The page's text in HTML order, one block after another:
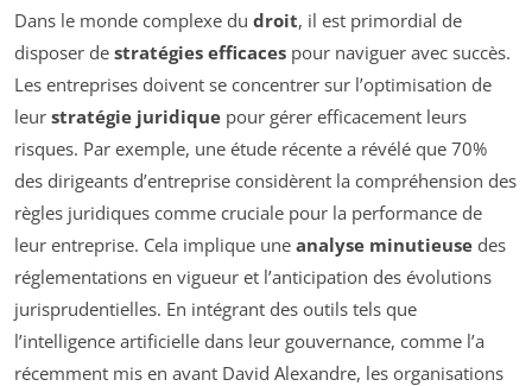
Dans le monde complexe du droit, il est primordial de
disposer de stratégies efficaces pour naviguer avec succès.
Les entreprises doivent se concentrer sur l’optimisation de
leur stratégie juridique pour gérer efficacement leurs
risques. Par exemple, une étude récente a révélé que 70%
des dirigeants d’entreprise considèrent la compréhension des
règles juridiques comme cruciale pour la performance de
leur entreprise. Cela implique une analyse minutieuse des
réglementations en vigueur et l’anticipation des évolutions
jurisprudentielles. En intégrant des outils tels que
l’intelligence artificielle dans leur gouvernance, comme l’a
récemment mis en avant David Alexandre, les organisations